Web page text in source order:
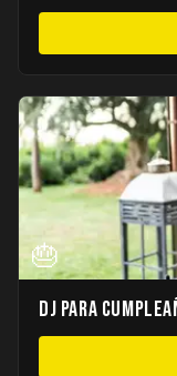
🎂
DJ para